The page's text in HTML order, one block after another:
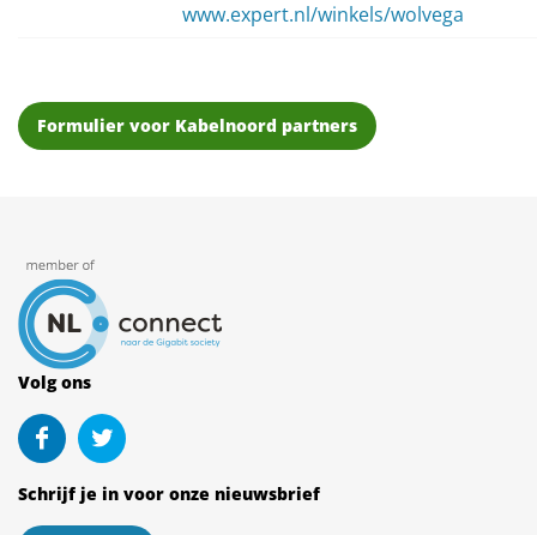
www.expert.nl/winkels/wolvega
Formulier voor Kabelnoord partners
Volg ons
Schrijf je in voor onze nieuwsbrief